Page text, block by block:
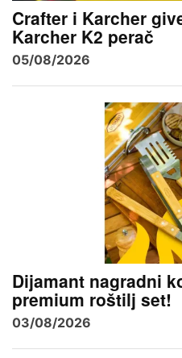
Crafter i Karcher
Karcher K2 perač
05/08/2026
Dijamant nagradni
premium roštilj set!
03/08/2026